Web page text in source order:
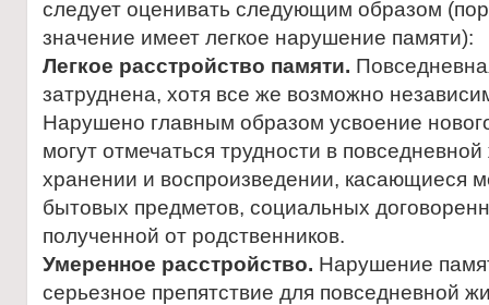
следует оценивать следующим образом
значение имеет легкое нарушение памяти):
Легкое расстройство памяти.
затруднена, хотя все же возможно
Нарушено главным образом усвоение
могут отмечаться трудности в
хранении и воспроизведении, касающиеся
бытовых предметов, социальных
полученной от родственников.
Умеренное расстройство. Нарушение
серьезное препятствие для повседневной